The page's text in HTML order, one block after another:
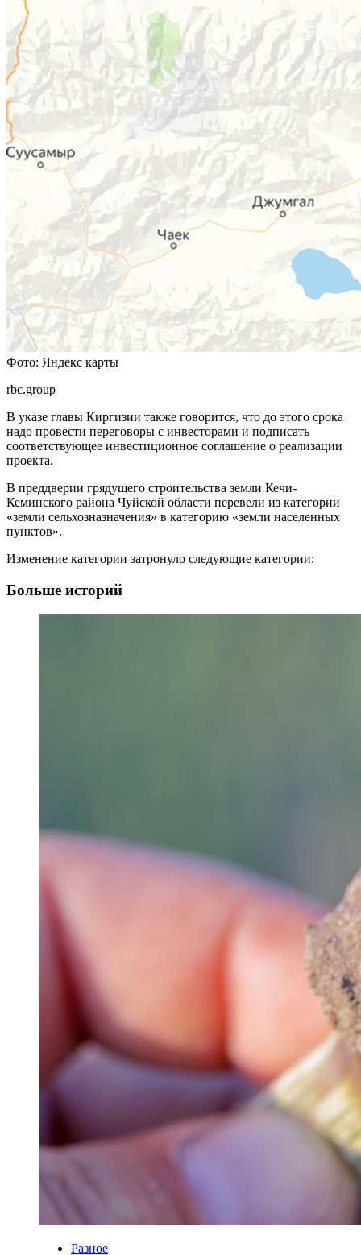
Фото: Яндекс карты
rbc.group
В указе главы Киргизии также говорится, что до этого срока
надо провести переговоры с инвесторами и подписать
соответствующее инвестиционное соглашение о реализации
проекта.
В преддверии грядущего строительства земли Кечи-
Кеминского района Чуйской области перевели из категории
«земли сельхозназначения» в категорию «земли населенных
пунктов».
Изменение категории затронуло следующие категории:
Больше историй
Разное